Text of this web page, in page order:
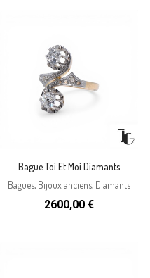
Bague Toi Et Moi Diamants
Bagues, Bijoux anciens, Diamants
2600,00 €